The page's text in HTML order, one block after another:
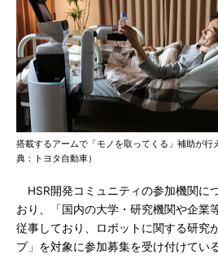
搭載するアームで「モノを取ってくる」補助が行
典：トヨタ自動車）
HSR開発コミュニティの参加機関に
おり、「国内の大学・研究機関や企業
従事しており、ロボットに関する研究
プ」を対象に参加募集を受け付けてい